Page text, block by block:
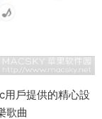
用戶提供的精心設
歌曲